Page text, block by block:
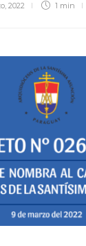
2022 1 min